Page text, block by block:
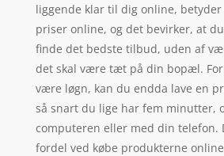
liggende klar til dig online, betyder
priser online, og det bevirker, at
finde det bedste tilbud, uden af
det skal være tæt på din bopæl. For
være løgn, kan du endda lave en
så snart du lige har fem minutter,
computeren eller med din telefon.
fordel ved købe produkterne